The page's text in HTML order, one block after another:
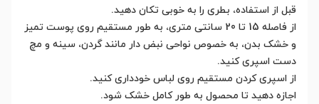
قبل از استفاده، بطری را به خوبی تکان دهید.
از فاصله 15 تا 20 سانتی متری، به طور مستقیم روی پوست تمیز
و خشک بدن، به خصوص نواحی نبض دار مانند گردن، سینه و مچ
دست اسپری کنید.
از اسپری کردن مستقیم روی لباس خودداری کنید.
اجازه دهید تا محصول به طور کامل خشک شود.